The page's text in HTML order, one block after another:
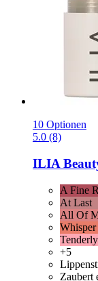
10 Optionen
5.0 (8)
ILIA
A Fine
At Last
All Of
Whisper
Tenderly
+5
Zaubert